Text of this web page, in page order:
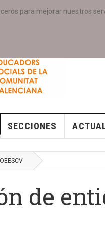
para mejorar nuestros
GALERIAS
SECCIONES
de